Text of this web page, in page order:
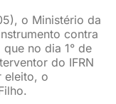
o Ministério da
contra
no dia 1° de
do IFRN
eleito, o